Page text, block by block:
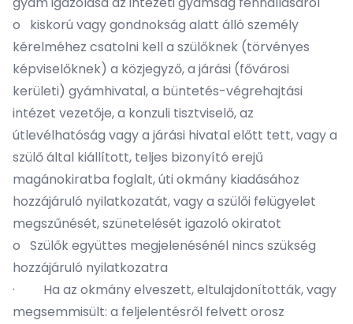
o kiskorú vagy gondnokság alatt álló személy
kérelméhez csatolni kell a szülőknek (törvényes
képviselőknek) a közjegyző, a járási (fővárosi
kerületi) gyámhivatal, a büntetés-végrehajtási
intézet vezetője, a konzuli tisztviselő, az
útlevélhatóság vagy a járási hivatal előtt tett, vagy a
szülő által kiállított, teljes bizonyító erejű
magánokiratba foglalt, úti okmány kiadásához
hozzájáruló nyilatkozatát, vagy a szülői felügyelet
megszűnését, szünetelését igazoló okiratot
o Szülők együttes megjelenésénél nincs szükség
hozzájáruló nyilatkozatra
· Ha az okmány elveszett, eltulajdonították, vagy
megsemmisült: a feljelentésről felvett orosz